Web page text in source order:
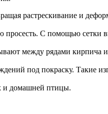
растрескивание и
просесть. С помощью
между рядами
под покраску. Такие
и домашней птицы.